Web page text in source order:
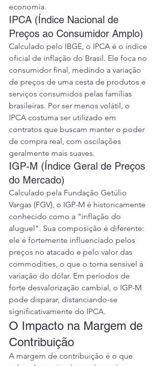
economia.
IPCA (Índice Nacional de
Preços ao Consumidor Amplo)
Calculado pelo IBGE, o IPCA é o índice
oficial de inflação do Brasil. Ele foca no
consumidor final, medindo a variação
de preços de uma cesta de produtos e
serviços consumidos pelas famílias
brasileiras. Por ser menos volátil, o
IPCA costuma ser utilizado em
contratos que buscam manter o poder
de compra real, com oscilações
geralmente mais suaves.
IGP-M (Índice Geral de Preços
do Mercado)
Calculado pela Fundação Getúlio
Vargas (FGV), o IGP-M é historicamente
conhecido como a "inflação do
aluguel". Sua composição é diferente:
ele é fortemente influenciado pelos
preços no atacado e pelo valor das
commodities, o que o torna sensível à
variação do dólar. Em períodos de
forte desvalorização cambial, o IGP-M
pode disparar, distanciando-se
significativamente do IPCA.
O Impacto na Margem de
Contribuição
A margem de contribuição é o que